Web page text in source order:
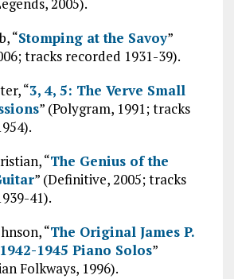
2005).
“Stomping at the Savoy”
tracks recorded 1931-39).
“3, 4, 5: The Verve Small
” (Polygram, 1991; tracks
“The Genius of the
” (Definitive, 2005; tracks
41).
“The Original James P.
1945 Piano Solos”
Folkways, 1996).